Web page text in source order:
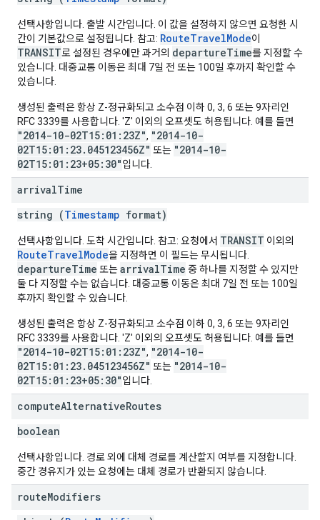
선택사항입니다. 출발 시간입니다. 이 값을 설정하지 않으면 요청한 시
간이 기본값으로 설정됩니다. 참고: RouteTravelMode이
TRANSIT로 설정된 경우에만 과거의 departureTime를 지정할 수
있습니다. 대중교통 이동은 최대 7일 전 또는 100일 후까지 확인할 수
있습니다.
생성된 출력은 항상 Z-정규화되고 소수점 이하 0, 3, 6 또는 9자리인
RFC 3339를 사용합니다. 'Z' 이외의 오프셋도 허용됩니다. 예를 들면
"2014-10-02T15:01:23Z", "2014-10-
02T15:01:23.045123456Z" 또는 "2014-10-
02T15:01:23+05:30"입니다.
arrivalTime
string (Timestamp format)
선택사항입니다. 도착 시간입니다. 참고: 요청에서 TRANSIT 이외의
RouteTravelMode을 지정하면 이 필드는 무시됩니다.
departureTime 또는arrivalTime 중 하나를 지정할 수 있지만
둘 다 지정할 수는 없습니다. 대중교통 이동은 최대 7일 전 또는 100일
후까지 확인할 수 있습니다.
생성된 출력은 항상 Z-정규화되고 소수점 이하 0, 3, 6 또는 9자리인
RFC 3339를 사용합니다. 'Z' 이외의 오프셋도 허용됩니다. 예를 들면
"2014-10-02T15:01:23Z", "2014-10-
02T15:01:23.045123456Z" 또는 "2014-10-
02T15:01:23+05:30"입니다.
computeAlternativeRoutes
boolean
선택사항입니다. 경로 외에 대체 경로를 계산할지 여부를 지정합니다.
중간 경유지가 있는 요청에는 대체 경로가 반환되지 않습니다.
routeModifiers